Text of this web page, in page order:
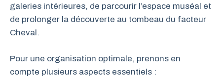
galeries intérieures, de parcourir l’espace muséal et
de prolonger la découverte au tombeau du facteur
Cheval.
Pour une organisation optimale, prenons en
compte plusieurs aspects essentiels :